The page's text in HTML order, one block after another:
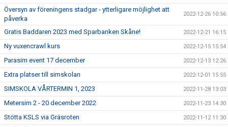
Översyn av föreningens stadgar - ytterligare möjlighet att
påverka
2022-12-26 10:56
Gratis Baddaren 2023 med Sparbanken Skåne! 2022-12-21 16:15
Ny vuxencrawl kurs 2022-12-15 15:54
Parasim event 17 december 2022-12-13 12:26
Extra platser till simskolan 2022-12-01 15:55
SIMSKOLA VÅRTERMIN 1, 2023 2022-11-28 13:03
Metersim 2 - 20 december 2022 2022-11-23 14:30
Stötta KSLS via Gräsroten 2022-11-12 11:30